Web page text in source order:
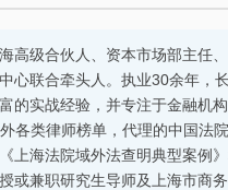
高级合伙人、资本市场部主任
心联合牵头人。执业30余年，
的实战经验，并专注于金融机
各类律师榜单，代理的中国法
上海法院域外法查明典型案例
或兼职研究生导师及上海市商